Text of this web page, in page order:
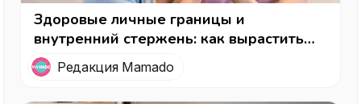
Здоровые личные границы и
внутренний стержень: как вырастить
ребенка, умеющего защитить себя
Редакция Mamado